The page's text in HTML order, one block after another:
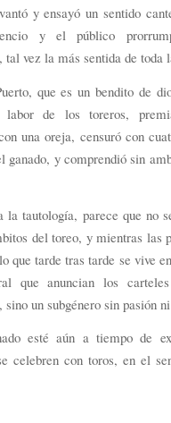
y ensayó un sentido
y el público
tal vez la más sentida de toda
que es un bendito de
de los toreros,
una oreja, censuró con
ganado, y comprendió sin
la tautología, parece que no
del toreo, y mientras las
que tarde tras tarde se vive
que anuncian los
un subgénero sin pasión
esté aún a tiempo de
celebren con toros, en el